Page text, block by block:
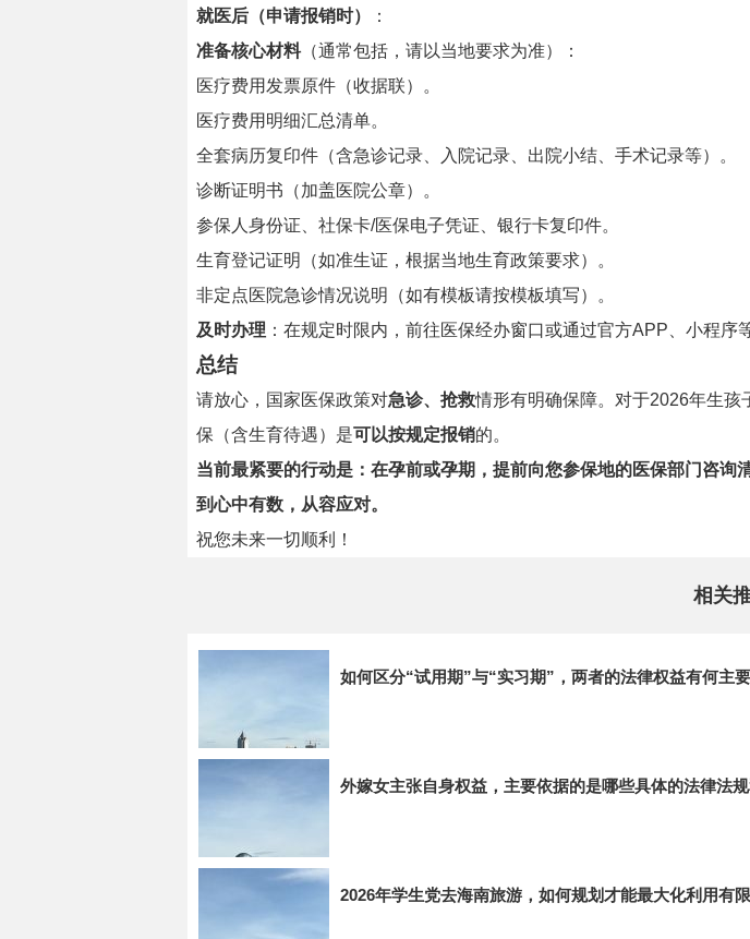
就医后（申请报销时）
：
准备核心材料（通常包括，请以当地要求为准）：
医疗费用发票原件（收据联）。
医疗费用明细汇总清单。
全套病历复印件（含急诊记录、入院记录、出院小结、手术记录等）。
诊断证明书（加盖医院公章）。
参保人身份证、社保卡/医保电子凭证、银行卡复印件。
生育登记证明（如准生证，根据当地生育政策要求）。
非定点医院急诊情况说明（如有模板请按模板填写）。
及时办理 ：在规定时限内，前往医保经办窗口或通过官方APP、小程序
总结
请放心，国家医保政策对急诊、抢救情形有明确保障。对于2026年生孩
保（含生育待遇）是可以按规定报销的。
当前最紧要的行动是：在孕前或孕期，提前向您参保地的医保部门咨
到心中有数，从容应对。
祝您未来一切顺利！
相关
如何区分“试用期”与“实习期”，两者的法律权益有何主
外嫁女主张自身权益，主要依据的是哪些具体的法律法
2026年学生党去海南旅游，如何规划才能最大化利用有